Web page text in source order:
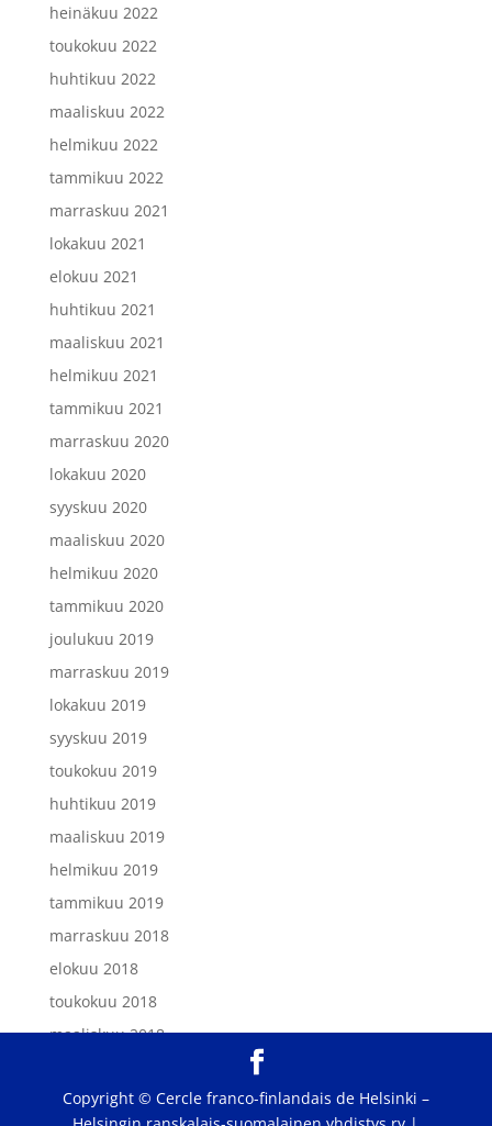
heinäkuu 2022
toukokuu 2022
huhtikuu 2022
maaliskuu 2022
helmikuu 2022
tammikuu 2022
marraskuu 2021
lokakuu 2021
elokuu 2021
huhtikuu 2021
maaliskuu 2021
helmikuu 2021
tammikuu 2021
marraskuu 2020
lokakuu 2020
syyskuu 2020
maaliskuu 2020
helmikuu 2020
tammikuu 2020
joulukuu 2019
marraskuu 2019
lokakuu 2019
syyskuu 2019
toukokuu 2019
huhtikuu 2019
maaliskuu 2019
helmikuu 2019
tammikuu 2019
marraskuu 2018
elokuu 2018
toukokuu 2018
maaliskuu 2018
tammikuu 2018
Copyright © Cercle franco-finlandais de Helsinki –